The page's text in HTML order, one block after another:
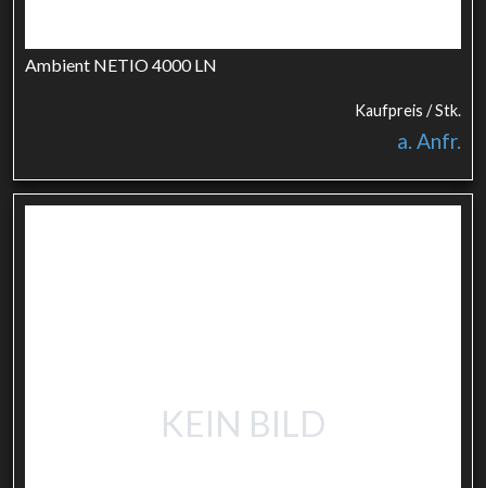
Ambient NETIO 4000 LN
Kaufpreis / Stk.
a. Anfr.
KEIN BILD